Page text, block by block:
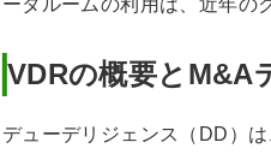
ータルームの利用は、近年の
VDRの概要とM&A
デューデリジェンス（DD）